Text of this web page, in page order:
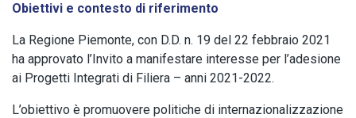
Obiettivi e contesto di riferimento
La Regione Piemonte, con D.D. n. 19 del 22 febbraio 2021
ha approvato l’Invito a manifestare interesse per l’adesione
ai Progetti Integrati di Filiera – anni 2021-2022.
L’obiettivo è promuovere politiche di internazionalizzazione